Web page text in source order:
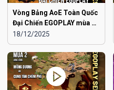
Vòng Bảng AoE Toàn Quốc
Đại Chiến EGOPLAY mùa 2 |
Liên Quân Hà Nội vs Hà
Đông
18/12/2025